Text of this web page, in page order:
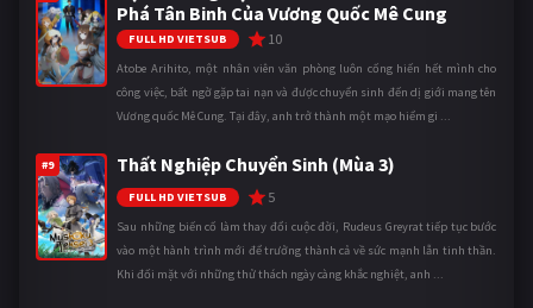
Phá Tân Binh Của Vương Quốc Mê Cung
FULL HD VIETSUB 10
Atobe Arihito, một nhân viên văn phòng luôn cống hiến hết mình cho
công việc, bất ngờ gặp tai nạn và được chuyển sinh đến dị giới mang tên
Vương quốc Mê Cung. Tại đây, anh trở thành một mạo hiểm gi ...
#9 Thất Nghiệp Chuyển Sinh (Mùa 3)
FULL HD VIETSUB 5
Sau những biến cố làm thay đổi cuộc đời, Rudeus Greyrat tiếp tục bước
vào một hành trình mới để trưởng thành cả về sức mạnh lẫn tinh thần.
Khi đối mặt với những thử thách ngày càng khắc nghiệt, anh ...